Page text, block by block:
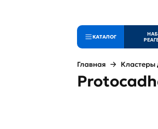
КАТАЛОГ
Главная Кластеры